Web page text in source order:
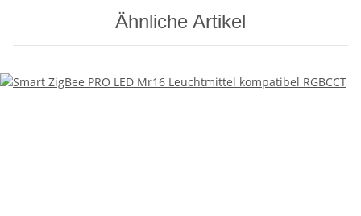
Ähnliche Artikel